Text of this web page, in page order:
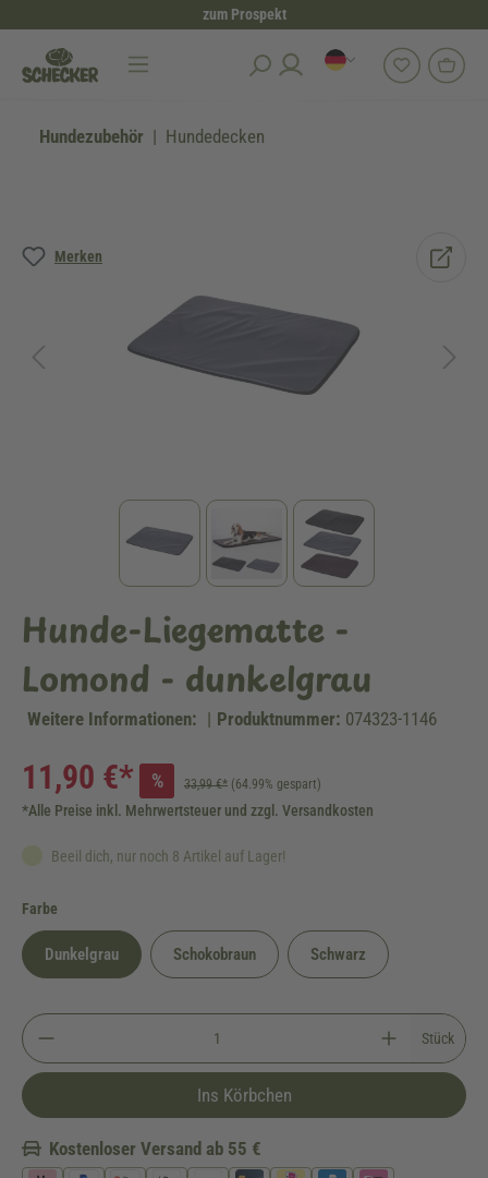
zum Prospekt
Hundezubehör Hundedecken
Merken
Bildergalerie überspringen
Hunde-Liegematte -
Lomond - dunkelgrau
Weitere Informationen: | Produktnummer: 074323-1146
11,90 €* % 33,99 €* (64.99% gespart)
*Alle Preise inkl. Mehrwertsteuer und zzgl. Versandkosten
Beeil dich, nur noch 8 Artikel auf Lager!
Farbe
Dunkelgrau Schokobraun Schwarz
Stück
Ins Körbchen
Kostenloser Versand ab 55 €